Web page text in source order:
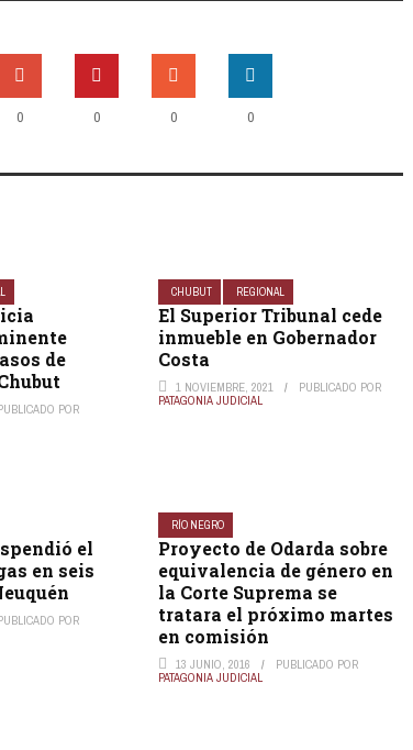
0 0 0 0
de
POR
CHUBUT REGIONAL
El Superior Tribunal cede
inmueble en Gobernador
Costa
1 NOVIEMBRE, 2021
PUBLICADO POR
PATAGONIA JUDICIAL
el
en seis
POR
RÍO NEGRO
Proyecto de Odarda sobre
equivalencia de género en
la Corte Suprema se
tratara el próximo martes
en comisión
13 JUNIO, 2016
PUBLICADO POR
PATAGONIA JUDICIAL